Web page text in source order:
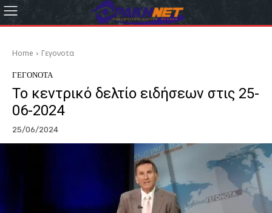
Home Γεγονοτα
ΓΕΓΟΝΟΤΑ
Το κεντρικό δελτίο ειδήσεων στις 25-
06-2024
25/06/2024